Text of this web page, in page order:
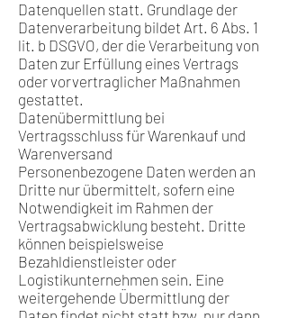
Datenquellen statt. Grundlage der
Datenverarbeitung bildet Art. 6 Abs. 1
lit. b DSGVO, der die Verarbeitung von
Daten zur Erfüllung eines Vertrags
oder vorvertraglicher Maßnahmen
gestattet.
Datenübermittlung bei
Vertragsschluss für Warenkauf und
Warenversand
Personenbezogene Daten werden an
Dritte nur übermittelt, sofern eine
Notwendigkeit im Rahmen der
Vertragsabwicklung besteht. Dritte
können beispielsweise
Bezahldienstleister oder
Logistikunternehmen sein. Eine
weitergehende Übermittlung der